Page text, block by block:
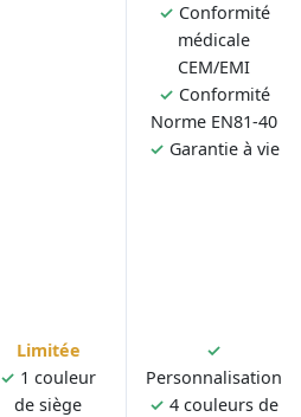
✓ Conformité
médicale
CEM/EMI
✓ Conformité
Norme EN81-40
✓ Garantie à vie
Limitée
✓ 1 couleur
de siège
✓
Personnalisation
✓ 4 couleurs de